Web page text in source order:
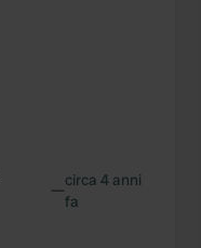
—circa 4 anni
fa